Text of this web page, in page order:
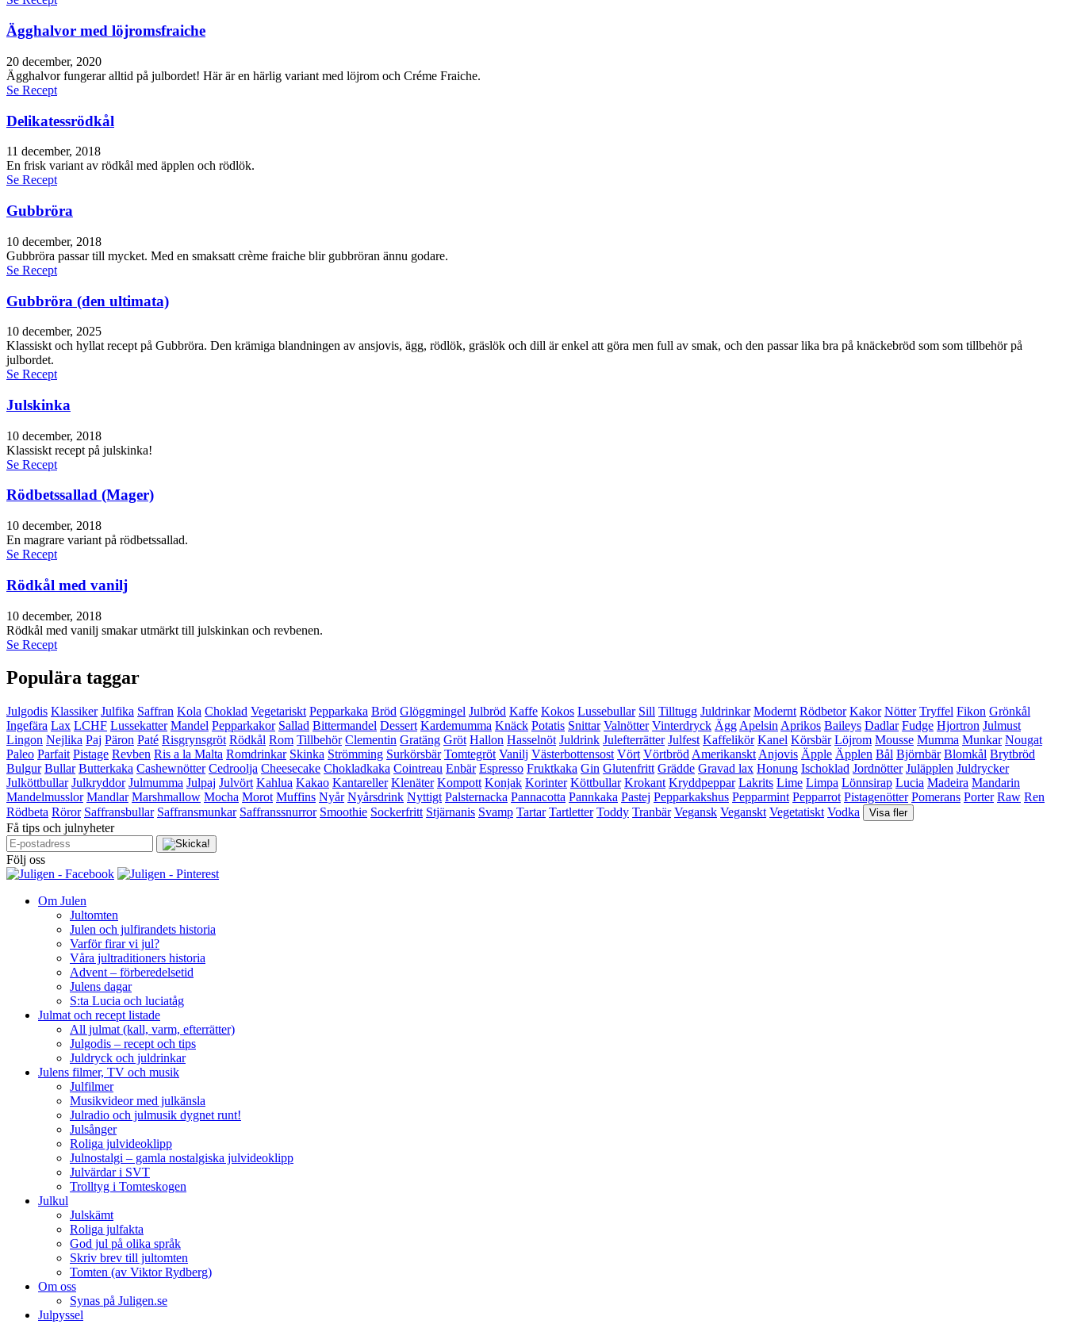
Ägghalvor med löjromsfraiche
20 december, 2020
Ägghalvor fungerar alltid på julbordet! Här är en härlig variant med löjrom och Créme Fraiche.
Se Recept
Delikatessrödkål
11 december, 2018
En frisk variant av rödkål med äpplen och rödlök.
Se Recept
Gubbröra
10 december, 2018
Gubbröra passar till mycket. Med en smaksatt crème fraiche blir gubbröran ännu godare.
Se Recept
Gubbröra (den ultimata)
10 december, 2025
Klassiskt och hyllat recept på Gubbröra. Den krämiga blandningen av ansjovis, ägg, rödlök, gräslök och dill är enkel att göra men full av smak, och den passar lika bra på knäckebröd som som tillbehör på
julbordet.
Se Recept
Julskinka
10 december, 2018
Klassiskt recept på julskinka!
Se Recept
Rödbetssallad (Mager)
10 december, 2018
En magrare variant på rödbetssallad.
Se Recept
Rödkål med vanilj
10 december, 2018
Rödkål med vanilj smakar utmärkt till julskinkan och revbenen.
Se Recept
Populära taggar
Julgodis Klassiker Julfika Saffran Kola Choklad Vegetariskt Pepparkaka Bröd Glöggmingel Julbröd Kaffe Kokos Lussebullar Sill Tilltugg Juldrinkar Modernt Rödbetor Kakor Nötter Tryffel Fikon Grönkål
Ingefära Lax LCHF Lussekatter Mandel Pepparkakor Sallad Bittermandel Dessert Kardemumma Knäck Potatis Snittar Valnötter Vinterdryck Ägg Apelsin Aprikos Baileys Dadlar Fudge Hjortron Julmust
Lingon Nejlika Paj Päron Paté Risgrynsgröt Rödkål Rom Tillbehör Clementin Gratäng Gröt Hallon Hasselnöt Juldrink Julefterrätter Julfest Kaffelikör Kanel Körsbär Löjrom Mousse Mumma Munkar Nougat
Paleo Parfait Pistage Revben Ris a la Malta Romdrinkar Skinka Strömming Surkörsbär Tomtegröt Vanilj Västerbottensost Vört Vörtbröd Amerikanskt Anjovis Äpple Äpplen Bål Björnbär Blomkål Brytbröd
Bulgur Bullar Butterkaka Cashewnötter Cedroolja Cheesecake Chokladkaka Cointreau Enbär Espresso Fruktkaka Gin Glutenfritt Grädde Gravad lax Honung Ischoklad Jordnötter Juläpplen Juldrycker
Julköttbullar Julkryddor Julmumma Julpaj Julvört Kahlua Kakao Kantareller Klenäter Kompott Konjak Korinter Köttbullar Krokant Kryddpeppar Lakrits Lime Limpa Lönnsirap Lucia Madeira Mandarin
Mandelmusslor Mandlar Marshmallow Mocha Morot Muffins Nyår Nyårsdrink Nyttigt Palsternacka Pannacotta Pannkaka Pastej Pepparkakshus Pepparmint Pepparrot Pistagenötter Pomerans Porter Raw Ren
Rödbeta Röror Saffransbullar Saffransmunkar Saffranssnurror Smoothie Sockerfritt Stjärnanis Svamp Tartar Tartletter Toddy Tranbär Vegansk Veganskt Vegetatiskt Vodka Visa fler
Få tips och julnyheter
Följ oss
Om Julen
Jultomten
Julen och julfirandets historia
Varför firar vi jul?
Våra jultraditioners historia
Advent – förberedelsetid
Julens dagar
S:ta Lucia och luciatåg
Julmat och recept listade
All julmat (kall, varm, efterrätter)
Julgodis – recept och tips
Juldryck och juldrinkar
Julens filmer, TV och musik
Julfilmer
Musikvideor med julkänsla
Julradio och julmusik dygnet runt!
Julsånger
Roliga julvideoklipp
Julnostalgi – gamla nostalgiska julvideoklipp
Julvärdar i SVT
Trolltyg i Tomteskogen
Julkul
Julskämt
Roliga julfakta
God jul på olika språk
Skriv brev till jultomten
Tomten (av Viktor Rydberg)
Om oss
Synas på Juligen.se
Julpyssel